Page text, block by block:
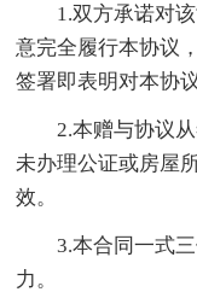
1.双方承诺对该
意完全履行本协议
签署即表明对本协
2.本赠与协议从
未办理公证或房屋
效。
3.本合同一式三
力。